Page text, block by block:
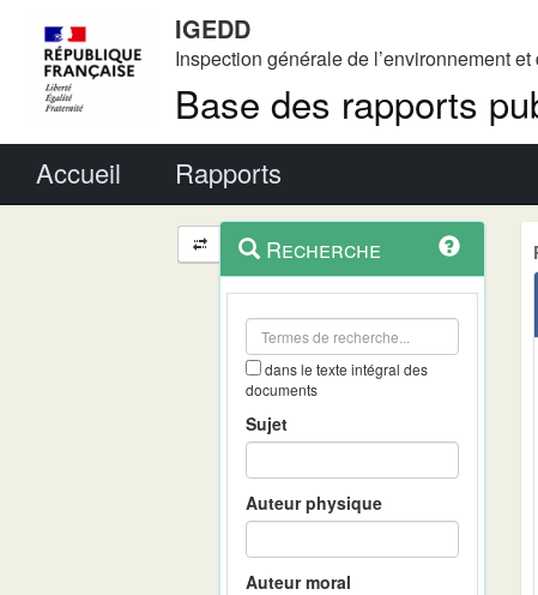
IGEDD
Inspection générale de l’environnement
Base des rapports
Accueil Rapports
Navigation
et
outils
contextuel
Recherche
dans le texte intégral des
documents
Sujet
Auteur physique
Auteur moral